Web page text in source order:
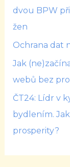
dvou BPW
žen
Ochrana dat
Jak
webů bez
ČT24: Lídr v
bydlením.
prosperity?